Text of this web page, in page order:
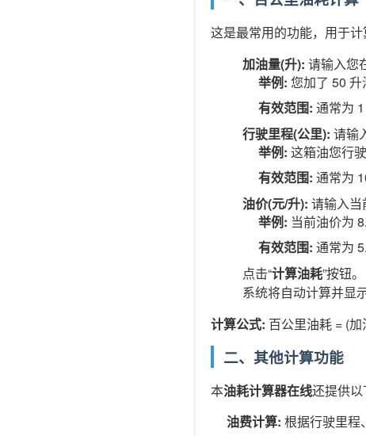
这是最常用的功能，用于
加油量(升): 请输入您
举例: 您加了 50 升
有效范围: 通常为 1
行驶里程(公里): 请输
举例: 这箱油您行
有效范围: 通常为
油价(元/升): 请输入当
举例: 当前油价为
有效范围: 通常为
点击“计算油耗”按钮。
系统将自动计算并显
计算公式: 百公里油耗 = (
二、其他计算功能
本油耗计算器在线还提供以
油费计算: 根据行驶里程